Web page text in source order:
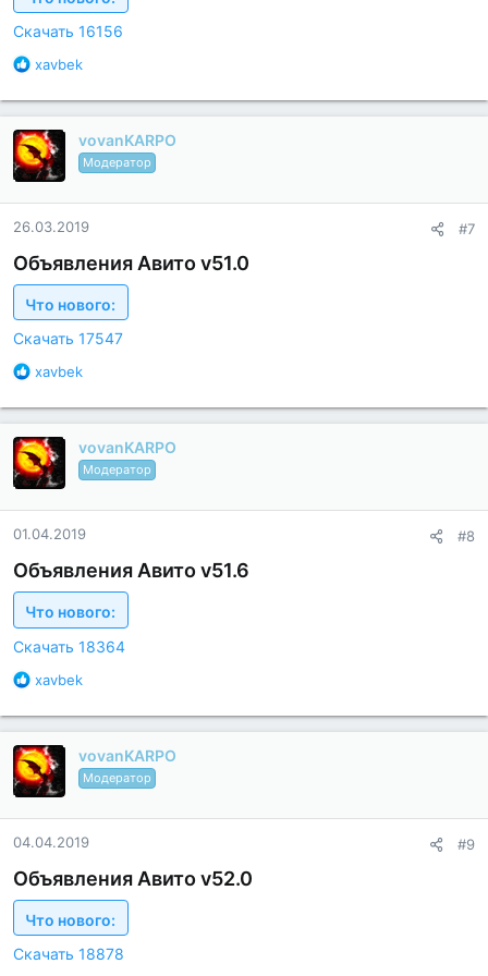
:
Скачать 16156
Б
а
г
о
д
а
р
н
с
и
:
xavbek
vovanKARPO
Модератор
26.03.2019 #7
Объявления Авито v51.0
Что нового:
Скачать 17547
Б
а
г
о
д
а
р
н
с
и
:
xavbek
vovanKARPO
Модератор
01.04.2019 #8
Объявления Авито v51.6
Что нового:
Скачать 18364
Б
а
г
о
д
а
р
н
с
и
:
xavbek
vovanKARPO
Модератор
04.04.2019 #9
Объявления Авито v52.0
Что нового:
Скачать 18878